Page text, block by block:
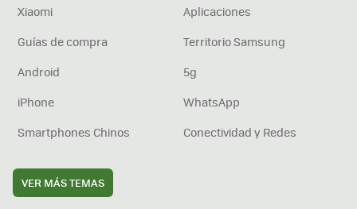
Xiaomi
Aplicaciones
Guías de compra
Territorio Samsung
Android
5g
iPhone
WhatsApp
Smartphones Chinos
Conectividad y Redes
VER MÁS TEMAS